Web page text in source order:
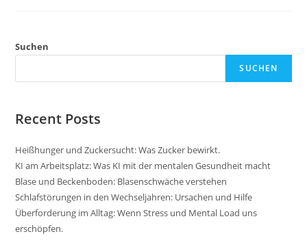
Suchen
SUCHEN
Recent Posts
Heißhunger und Zuckersucht: Was Zucker bewirkt.
KI am Arbeitsplatz: Was KI mit der mentalen Gesundheit macht
Blase und Beckenboden: Blasenschwäche verstehen
Schlafstörungen in den Wechseljahren: Ursachen und Hilfe
Überforderung im Alltag: Wenn Stress und Mental Load uns
erschöpfen.